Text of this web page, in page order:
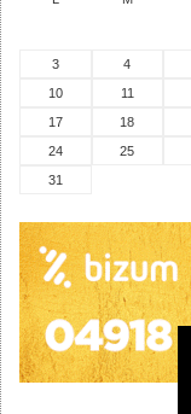
3
4
10
11
17
18
24
25
31